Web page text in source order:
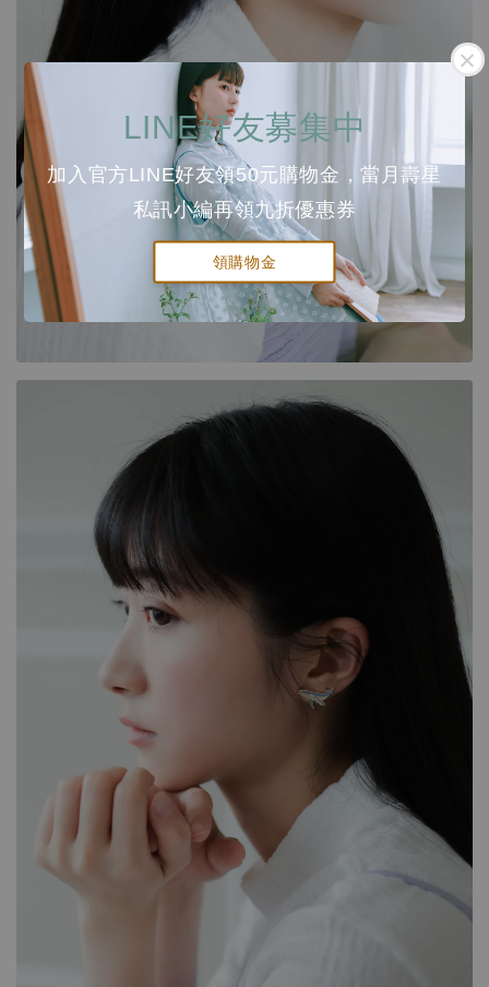
LINE好友募集中
加入官方LINE好友領50元購物金，當月壽星
私訊小編再領九折優惠券
領購物金